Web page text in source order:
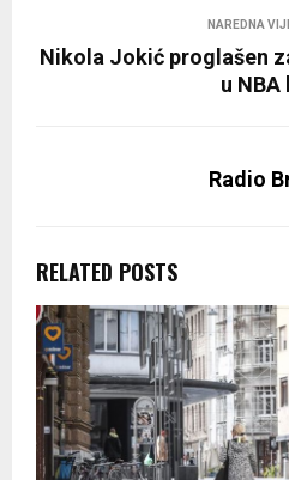
NAREDNA
Nikola Jokić proglašen
u NBA
Radio
RELATED POSTS